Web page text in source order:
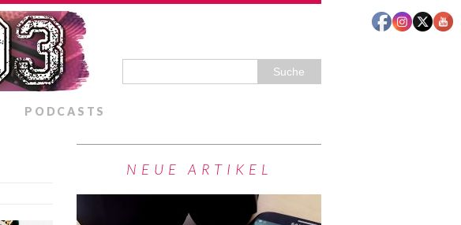
PODCASTS
NEUE ARTIKEL